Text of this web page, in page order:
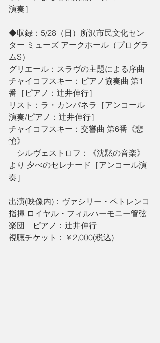
演奏］
◆収録：5/28（日）所沢市民文化セン
ター ミューズ アークホール（プログラ
ムS）
グリエール：スラヴの主題による序曲
チャイコフスキー：ピアノ協奏曲 第1
番［ピアノ：辻󠄀井伸行］
リスト：ラ・カンパネラ［アンコール
演奏/ピアノ：辻󠄀井伸行］
チャイコフスキー：交響曲 第6番《悲
愴》
シルヴェストロフ：《沈黙の音楽》
より 夕べのセレナード［アンコール演
奏］
出演(映像内)：ヴァシリー・ペトレンコ
指揮 ロイヤル・フィルハーモニー管弦
楽団　ピアノ：辻󠄀井伸行
視聴チケット：￥2,000(税込)